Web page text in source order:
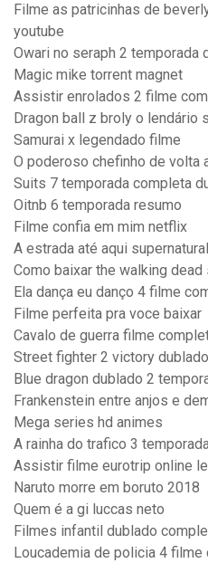
Filme as patricinhas de
youtube
Owari no seraph 2 temporada
Magic mike torrent magnet
Assistir enrolados 2 filme
Dragon ball z broly o lendário
Samurai x legendado filme
O poderoso chefinho de volta
Suits 7 temporada completa
Oitnb 6 temporada resumo
Filme confia em mim netflix
A estrada até aqui
Como baixar the walking
Ela dança eu danço 4 filme
Filme perfeita pra voce baixar
Cavalo de guerra filme
Street fighter 2 victory
Blue dragon dublado 2
Frankenstein entre anjos e
Mega series hd animes
A rainha do trafico 3
Assistir filme eurotrip online
Naruto morre em boruto 2018
Quem é a gi luccas neto
Filmes infantil dublado
Loucademia de policia 4